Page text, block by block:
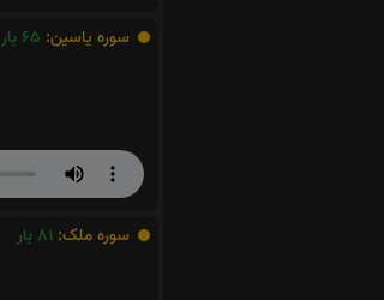
سوره یاسین: 65 بار
سوره ملک: 81 بار